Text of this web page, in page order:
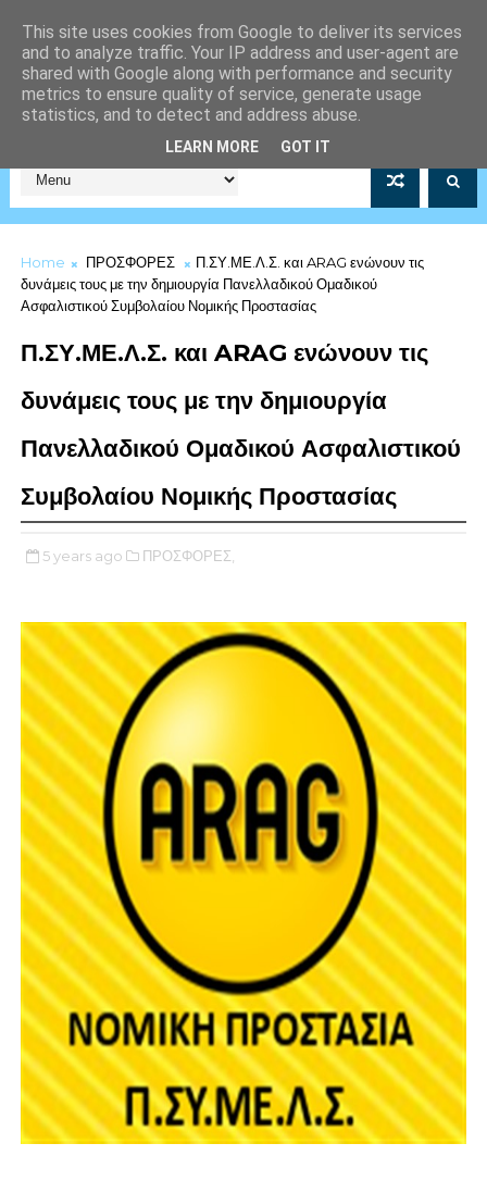
Home ΠΡΟΣΦΟΡΕΣ
Π.ΣΥ.ΜΕ.Λ.Σ. και ARAG ενώνουν τις
δυνάμεις τους με την δημιουργία Πανελλαδικού Ομαδικού
Ασφαλιστικού Συμβολαίου Νομικής Προστασίας
Π.ΣΥ.ΜΕ.Λ.Σ. και ARAG ενώνουν τις
δυνάμεις τους με την δημιουργία
Πανελλαδικού Ομαδικού Ασφαλιστικού
Συμβολαίου Νομικής Προστασίας
5 years ago ΠΡΟΣΦΟΡΕΣ,
This site uses cookies from Google to deliver its services
and to analyze traffic. Your IP address and user-agent are
shared with Google along with performance and security
metrics to ensure quality of service, generate usage
statistics, and to detect and address abuse.
LEARN MORE GOT IT